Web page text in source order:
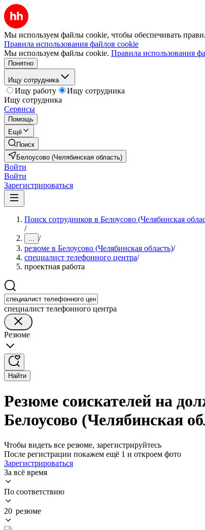
Мы используем файлы cookie, чтобы обеспечивать
Правила использования файлов cookie
Мы используем файлы cookie. Правила использования
Понятно
Ищу сотрудника
Ищу работу
Ищу сотрудника
Ищу сотрудника
Сервисы
Помощь
Ещё
Поиск
Белоусово (Челябинская область)
Войти
Войти
Зарегистрироваться
Поиск сотрудников в Белоусово (Челябинская
/
... /
резюме в Белоусово (Челябинская область)/
специалист телефонного центра/
проектная работа
специалист телефонного центра
Резюме
Найти
Резюме соискателей на
Белоусово (Челябинская
Чтобы видеть все резюме, зарегистрируйтесь
После регистрации покажем ещё 1 и откроем фото
Зарегистрироваться
За всё время
По соответствию
20 резюме